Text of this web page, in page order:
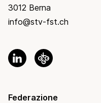
3012 Berna
info@stv-fst.ch
Federazione